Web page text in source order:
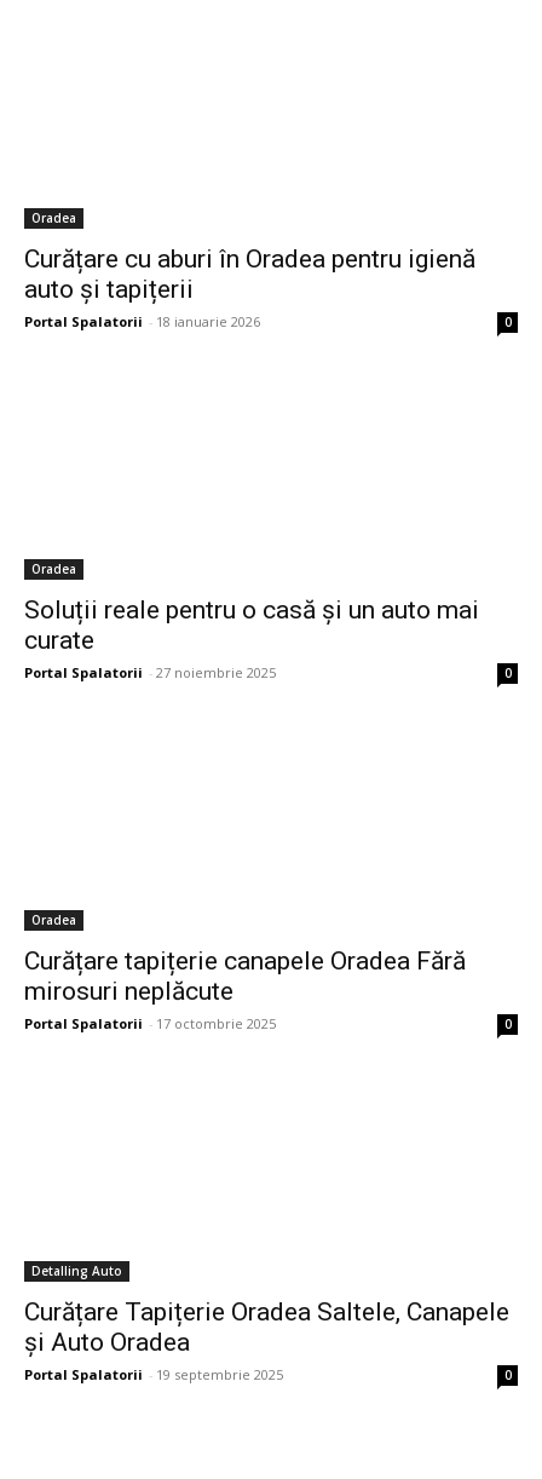
Oradea
Curățare cu aburi în Oradea pentru igienă
auto și tapițerii
Portal Spalatorii - 18 ianuarie 2026 0
Oradea
Soluții reale pentru o casă și un auto mai
curate
Portal Spalatorii - 27 noiembrie 2025 0
Oradea
Curățare tapițerie canapele Oradea Fără
mirosuri neplăcute
Portal Spalatorii - 17 octombrie 2025 0
Detalling Auto
Curățare Tapițerie Oradea Saltele, Canapele
și Auto Oradea
Portal Spalatorii - 19 septembrie 2025 0